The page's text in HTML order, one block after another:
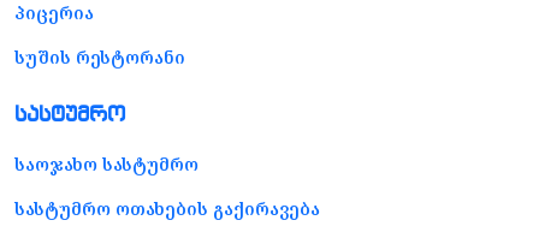
პიცერია
სუშის რესტორანი
სასტუმრო
საოჯახო სასტუმრო
სასტუმრო ოთახების გაქირავება